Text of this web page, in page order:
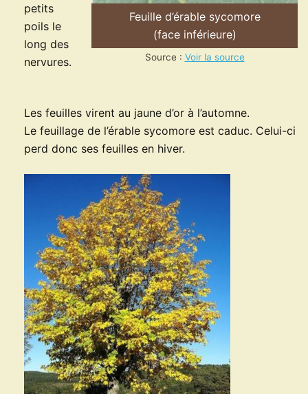
Feuille d’érable sycomore
(face inférieure)
Source : Voir la source
petits
poils le
long des
nervures.
Les feuilles virent au jaune d’or à l’automne.
Le feuillage de l’érable sycomore est caduc. Celui-ci
perd donc ses feuilles en hiver.